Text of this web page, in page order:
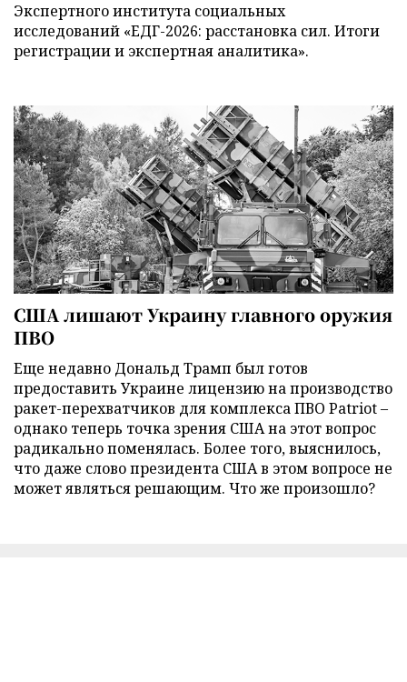
Экспертного института социальных
исследований «ЕДГ-2026: расстановка сил. Итоги
регистрации и экспертная аналитика».
США лишают Украину главного оружия
ПВО
Еще недавно Дональд Трамп был готов
предоставить Украине лицензию на производство
ракет-перехватчиков для комплекса ПВО Patriot –
однако теперь точка зрения США на этот вопрос
радикально поменялась. Более того, выяснилось,
что даже слово президента США в этом вопросе не
может являться решающим. Что же произошло?